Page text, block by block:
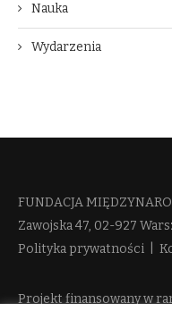
Nauka
Wydarzenia
FUNDACJA
Zawojska 47, 02-927
Polityka prywatności
Projekt finansowany w